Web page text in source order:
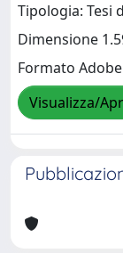
Tipologia: Tesi
Dimensione
Formato Adobe
Visualizza/